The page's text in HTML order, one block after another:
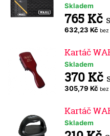
Skladem
765 Kč
632,23 Kč bez
Kartáč
Skladem
370 Kč
305,79 Kč bez
Kartáč
Skladem